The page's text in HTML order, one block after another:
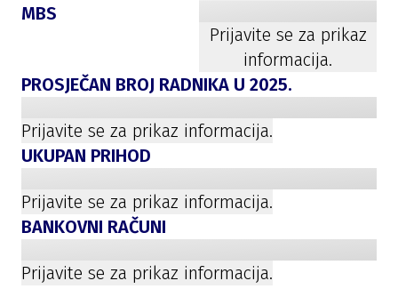
MBS
Prijavite se za prikaz
informacija.
PROSJEČAN BROJ RADNIKA U 2025.
Prijavite se za prikaz informacija.
UKUPAN PRIHOD
Prijavite se za prikaz informacija.
BANKOVNI RAČUNI
Prijavite se za prikaz informacija.